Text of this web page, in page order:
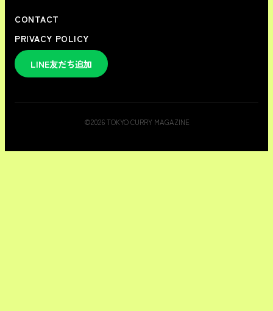
CONTACT
PRIVACY POLICY
LINE友だち追加
©2026TOKYO CURRY MAGAZINE